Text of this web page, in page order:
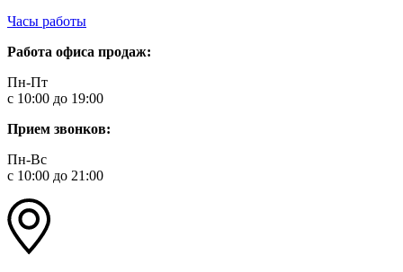
Часы работы
Работа офиса продаж:
Пн-Пт
с 10:00 до 19:00
Прием звонков:
Пн-Вс
с 10:00 до 21:00